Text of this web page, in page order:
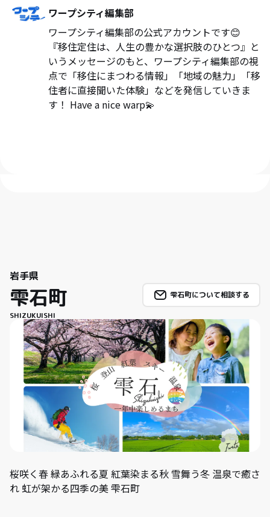
ワープシティ編集部
ワープシティ編集部の公式アカウントです😊
『移住定住は、人生の豊かな選択肢のひとつ』と
いうメッセージのもと、ワープシティ編集部の視
点で「移住にまつわる情報」「地域の魅力」「移
住者に直接聞いた体験」などを発信していきま
す！ Have a nice warp💫
岩手県
雫石町
SHIZUKUISHI
雫石町について相談する
桜咲く春 緑あふれる夏 紅葉染まる秋 雪舞う冬 温泉で癒さ
れ 虹が架かる四季の美 雫石町